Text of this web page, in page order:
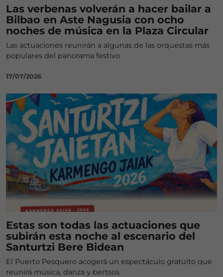
Las verbenas volverán a hacer bailar a
Bilbao en Aste Nagusia con ocho
noches de música en la Plaza Circular
Las actuaciones reunirán a algunas de las orquestas más
populares del panorama festivo
17/07/2026
Estas son todas las actuaciones que
subirán esta noche al escenario del
Santurtzi Bere Bidean
El Puerto Pesquero acogerá un espectáculo gratuito que
reunirá música, danza y bertsos